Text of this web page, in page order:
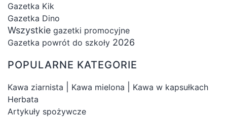
Gazetka Kik
Gazetka Dino
Wszystkie gazetki promocyjne
Gazetka powrót do szkoły 2026
POPULARNE KATEGORIE
Kawa ziarnista Kawa mielona
Kawa w kapsułkach
Herbata
Artykuły spożywcze